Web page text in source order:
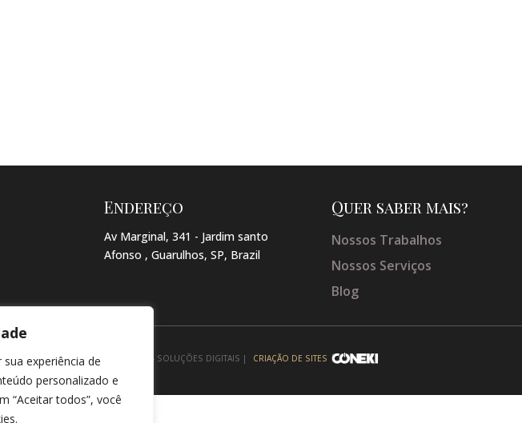
experiência de
personalizado e
“Aceitar todos”, você
Endereço
Av Marginal, 341 - Jardim santo
Afonso , Guarulhos, SP, Brazil
Quer saber mais?
Nossos Trabalhos
Nossos Serviços
Blog
VIEIRA MAKEUP → POR: CONEKI - SOLUÇÕES DIGITAIS | CRIAÇÃO DE SITES